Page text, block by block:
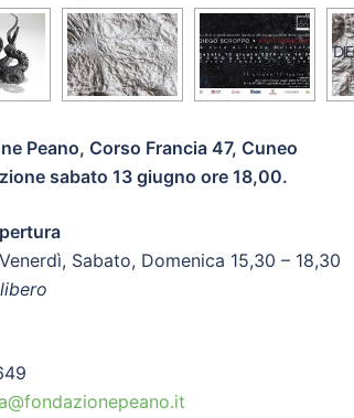
Peano, Corso Francia 47, Cuneo
sabato 13 giugno ore 18,00.
Sabato, Domenica 15,30 – 18,30